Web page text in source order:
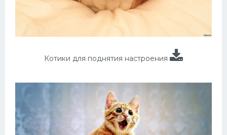
Котики для поднятия настроения